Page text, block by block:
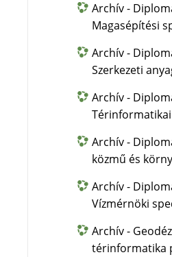
Archív -
Magasépítési
Archív -
Szerkezeti
Archív -
Térinformatikai
Archív -
közmű és
Archív -
Vízmérnöki
Archív -
térinformatika